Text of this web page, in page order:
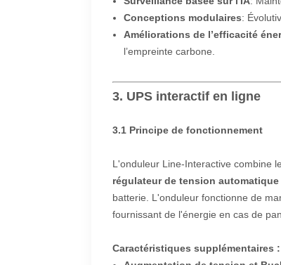
Conceptions modulaires:
Améliorations de l’efficacité
l’empreinte carbone.
3. UPS interactif en ligne
3.1 Principe de fonctionnement
L'onduleur Line-Interactive combine
régulateur de tension automatique
batterie. L'onduleur fonctionne de
fournissant de l'énergie en cas de
Caractéristiques supplémentaires :